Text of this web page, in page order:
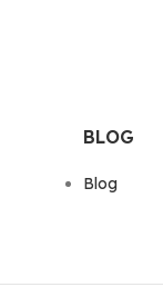
BLOG
Blog